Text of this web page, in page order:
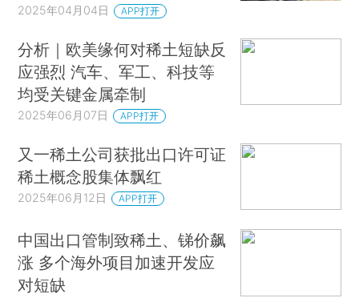
2025年04月04日 APP打开
分析｜欧美缘何对稀土短缺反
应强烈 汽车、军工、科技等
均受关键金属牵制
2025年06月07日 APP打开
又一稀土公司获批出口许可证
稀土概念股集体飘红
2025年06月12日 APP打开
中国出口管制致稀土、锑价飙
涨 多个海外项目加速开发应
对短缺